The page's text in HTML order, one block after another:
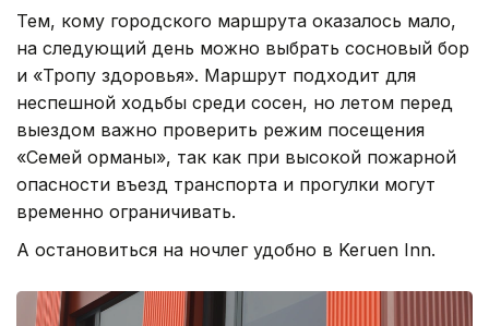
Тем, кому городского маршрута оказалось мало,
на следующий день можно выбрать сосновый бор
и «Тропу здоровья». Маршрут подходит для
неспешной ходьбы среди сосен, но летом перед
выездом важно проверить режим посещения
«Семей орманы», так как при высокой пожарной
опасности въезд транспорта и прогулки могут
временно ограничивать.
А остановиться на ночлег удобно в Keruen Inn.